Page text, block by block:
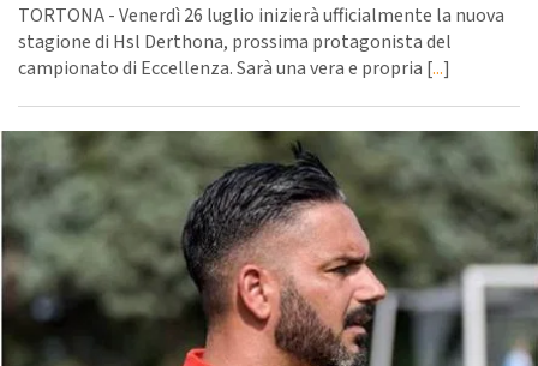
TORTONA - Venerdì 26 luglio inizierà ufficialmente la nuova
stagione di Hsl Derthona, prossima protagonista del
campionato di Eccellenza. Sarà una vera e propria [...]